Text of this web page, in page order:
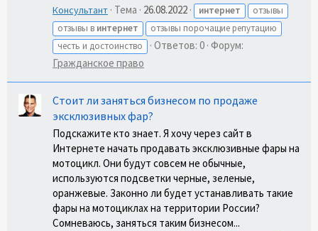
Консультант Тема 26.08.2022 интернет
отзывы
отзывы в интернет
отзывы порочащие репутацию
честь и достоинство
Ответов: 0 Форум:
Гражданское право
Стоит ли заняться бизнесом по продаже
эксклюзивных фар?
Подскажите кто знает. Я хочу через сайт в
Интернете начать продавать эксклюзивные фары на
мотоцикл. Они будут совсем не обычные,
используются подсветки черные, зеленые,
оранжевые. Законно ли будет устанавливать такие
фары на мотоциклах на территории России?
Сомневаюсь, заняться таким бизнесом...